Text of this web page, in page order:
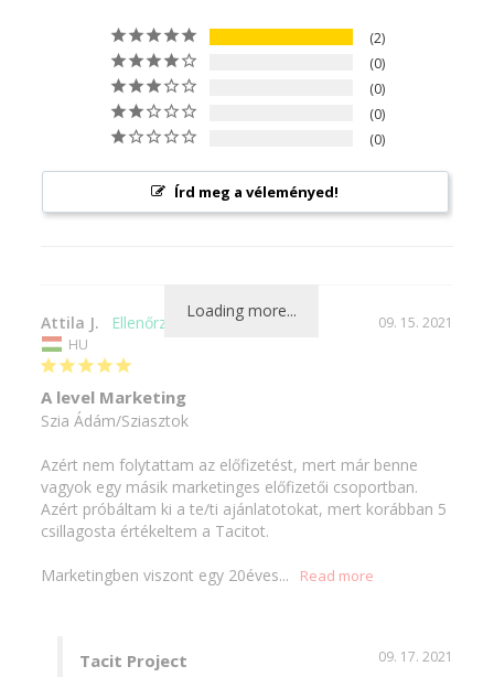
2
0
0
0
0
Írd meg a véleményed!
Loading more...
09. 15. 2021
Attila J.
HU
A level Marketing
Szia Ádám/Sziasztok
Azért nem folytattam az előfizetést, mert már benne
vagyok egy másik marketinges előfizetői csoportban.
Azért próbáltam ki a te/ti ajánlatotokat, mert korábban 5
csillagosta értékeltem a Tacitot.
Marketingben viszont egy 20éves...
09. 17. 2021
Tacit Project